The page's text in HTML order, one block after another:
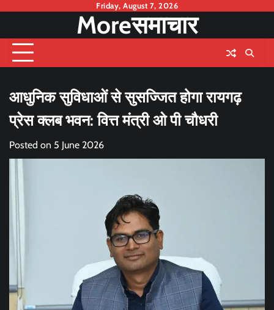
content
Friday, August 7, 2026
Moreसमाचार
आधुनिक सुविधाओं से सुसज्जित होगा रायगढ़
प्रेस क्लब भवन: वित्त मंत्री ओ पी चौधरी
Posted on 5 June 2026